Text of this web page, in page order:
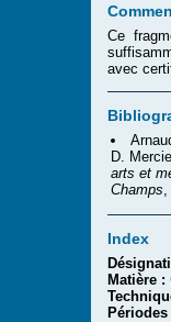
Ce
avec
D.
arts et
Champs
Index
Matière :